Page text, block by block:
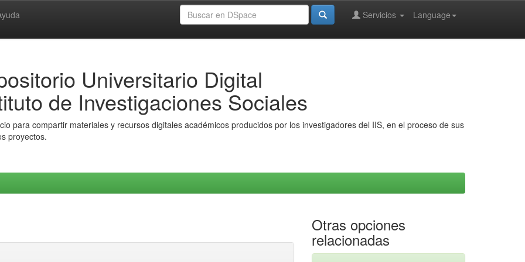
Language
Servicios
Universitario Digital
de Investigaciones Sociales
para compartir materiales y recursos digitales académicos producidos por los investigadores del IIS, en el proceso de sus
proyectos.
Otras opciones
relacionadas